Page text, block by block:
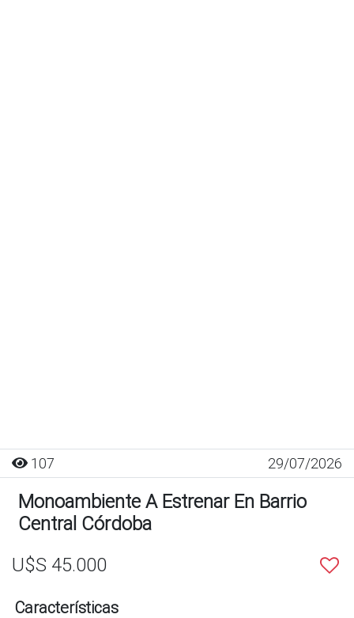
107 29/07/2026
Monoambiente A Estrenar En Barrio
Central Córdoba
U$S 45.000
Características